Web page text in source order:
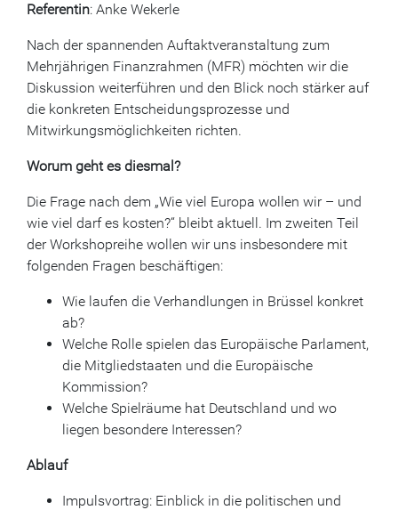
Referentin: Anke Wekerle
Nach der spannenden Auftaktveranstaltung zum
Mehrjährigen Finanzrahmen (MFR) möchten wir die
Diskussion weiterführen und den Blick noch stärker auf
die konkreten Entscheidungsprozesse und
Mitwirkungsmöglichkeiten richten.
Worum geht es diesmal?
Die Frage nach dem „Wie viel Europa wollen wir – und
wie viel darf es kosten?“ bleibt aktuell. Im zweiten Teil
der Workshopreihe wollen wir uns insbesondere mit
folgenden Fragen beschäftigen:
Wie laufen die Verhandlungen in Brüssel konkret
ab?
Welche Rolle spielen das Europäische Parlament,
die Mitgliedstaaten und die Europäische
Kommission?
Welche Spielräume hat Deutschland und wo
liegen besondere Interessen?
Ablauf
Impulsvortrag: Einblick in die politischen und